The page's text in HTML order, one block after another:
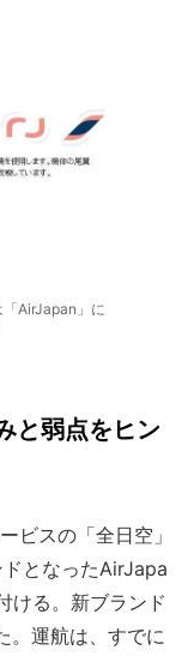
AirJapan」に
と弱点をヒン
ビスの「全日空」
となったAirJapa
ける。新ブランド
。運航は、すでに